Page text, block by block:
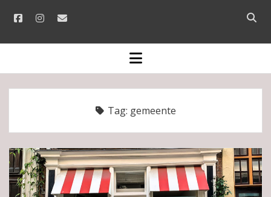
facebookinstagram
email
Open
bar
open
menu
Tag: gemeente